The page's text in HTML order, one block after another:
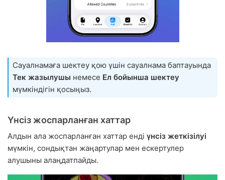
Сауалнамаға шектеу қою үшін сауалнама баптауында
Тек жазылушы немесе Ел бойынша шектеу
мүмкіндігін қосыңыз.
Үнсіз жоспарланған хаттар
Алдын ала жоспарланған хаттар енді үнсіз жеткізілуі
мүмкін, сондықтан жаңартулар мен ескертулер
алушыны алаңдатпайды.